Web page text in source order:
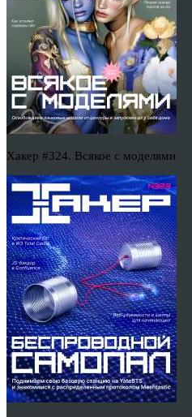
Хакер #324. Всякое с моделями